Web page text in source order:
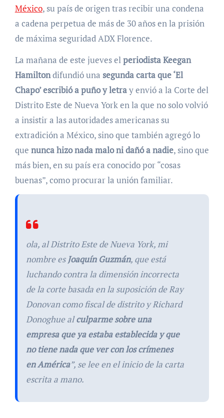
México, su país de origen tras recibir una condena
a cadena perpetua de más de 30 años en la prisión
de máxima seguridad ADX Florence.
La mañana de este jueves elperiodista Keegan
Hamiltondifundió una segunda carta que ‘El
Chapo’ escribió a puño y letray envió a la Corte del
Distrito Este de Nueva York en la que no solo volvió
a insistir a las autoridades americanas su
extradición a México, sino que también agregó lo
que nunca hizo nada malo ni dañó a nadie, sino que
más bien, en su país era conocido por “cosas
buenas”, como procurar la unión familiar.
ola, al Distrito Este de Nueva York, mi
nombre es Joaquín Guzmán, que está
luchando contra la dimensión incorrecta
de la corte basada en la suposición de Ray
Donovan como fiscal de distrito y Richard
Donoghue alculparme sobre una
empresa que ya estaba establecida y que
no tiene nada que ver con los crímenes
en América”, se lee en el inicio de la carta
escrita a mano.